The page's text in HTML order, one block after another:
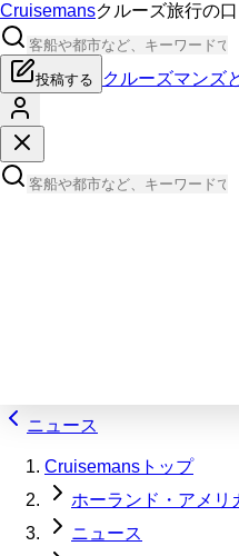
Cruisemansクルーズ旅行の
投稿する クルーズマンズ
ニュース
Cruisemansトップ
ホーランド・アメリ
ニュース